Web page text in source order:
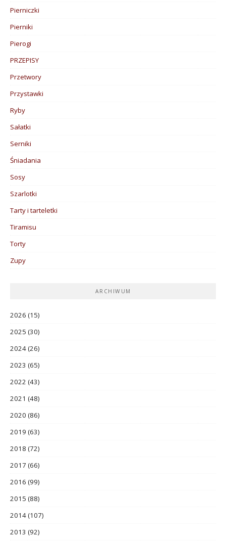
Pierniczki
Pierniki
Pierogi
PRZEPISY
Przetwory
Przystawki
Ryby
Sałatki
Serniki
Śniadania
Sosy
Szarlotki
Tarty i tarteletki
Tiramisu
Torty
Zupy
ARCHIWUM
2026 (15)
2025 (30)
2024(26)
2023 (65)
2022 (43)
2021 (48)
2020 (86)
2019 (63)
2018 (72)
2017 (66)
2016 (99)
2015 (88)
2014(107)
2013 (92)